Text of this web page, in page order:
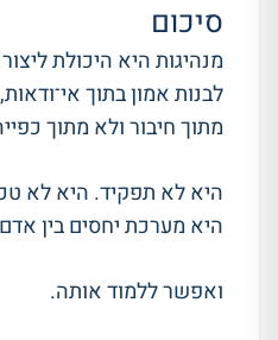
סיכום
מנהיגות היא היכולת
לבנות אמון בתוך
מתוך חיבור ולא מתוך
היא לא תפקיד. היא לא
היא מערכת יחסים בין
ואפשר ללמוד אותה.